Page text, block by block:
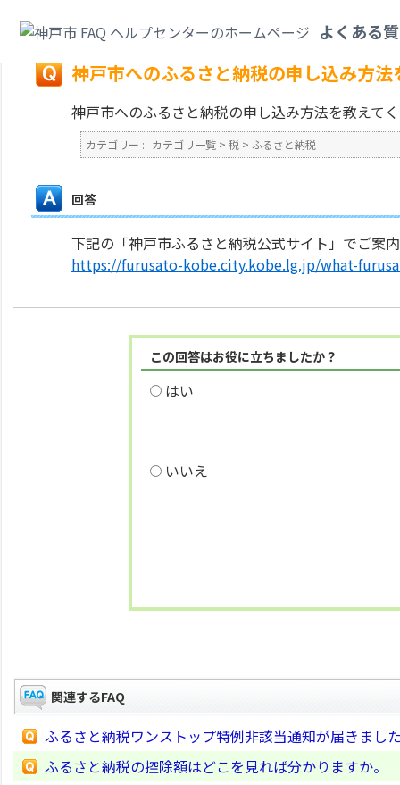
よくある
戻る
神戸市へのふるさと納税の申し込み方法
神戸市へのふるさと納税の申し込み方法を教えて
カテゴリー : カテゴリ一覧 > 税 > ふるさと納税
回答
下記の「神戸市ふるさと納税公式サイト」でご案
https://furusato-kobe.city.kobe.lg.jp/what-
この回答はお役に立ちましたか？
はい
いいえ
関連するFAQ
ふるさと納税ワンストップ特例非該当通知が届きまし
ふるさと納税の控除額はどこを見れば分かりますか。